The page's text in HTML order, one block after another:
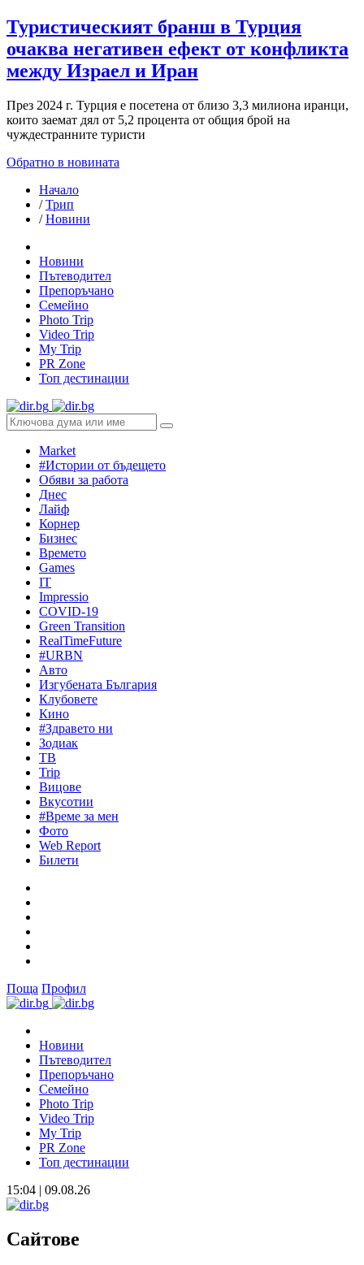
Туристическият бранш в Турция
очаква негативен ефект от конфликта
между Израел и Иран
През 2024 г. Турция е посетена от близо 3,3 милиона иранци,
които заемат дял от 5,2 процента от общия брой на
чуждестранните туристи
Обратно в новината
Начало
/Трип
/Новини
Новини
Пътеводител
Препоръчано
Семейно
Photo Trip
Video Trip
My Trip
PR Zone
Топ дестинации
Market
#Истории от бъдещето
Обяви за работа
Днес
Лайф
Корнер
Бизнес
Времето
Games
IT
Impressio
COVID-19
Green Transition
RealTimeFuture
#URBN
Авто
Изгубената България
Клубовете
Кино
#Здравето ни
Зодиак
ТВ
Trip
Вицове
Вкусотии
#Време за мен
Фото
Web Report
Билети
Поща Профил
Новини
Пътеводител
Препоръчано
Семейно
Photo Trip
Video Trip
My Trip
PR Zone
Топ дестинации
15:04 | 09.08.26
Сайтове